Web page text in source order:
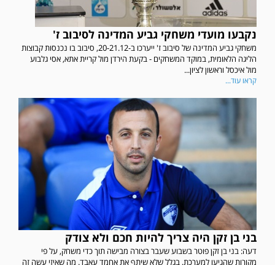
נקבעו מועדי משחקי גביע המדינה לסיבוב ז'
משחקי גביע המדינה של סיבוב ז' ייערכו ב-20-21.12, סיבוב בו נכנסות קבוצות
הליגה הלאומית, במוקד המשחקים - בקעת הירדן מול קריית אתא, אסי גלבוע
מול איכסל וראשון לציון...
קראו עוד...
בני בן זקן היה צריך להיות חכם ולא צודק
דעה: בני בן זקן פוטר בשבוע שעבר בצורה מבישה תוך כדי משחק, על פי
מקורות שהגיעו למערכת, בגלל שלא שיתף את אחמד עאבד. מה שאיזי עשה זה